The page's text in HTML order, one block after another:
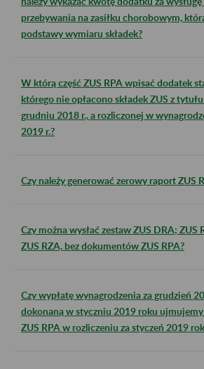
przebywania na zasiłku chorobowym,
podstawy wymiaru składek?
W którą część ZUS RPA wpisać dodatek
którego nie opłacono składek ZUS z
grudniu 2018 r., a rozliczonej w
2019 r.?
Czy należy generować zerowy raport ZUS
Czy można wysłać zestaw ZUS DRA; ZUS
ZUS RZA, bez dokumentów ZUS RPA?
Czy wypłatę wynagrodzenia za grudzień
dokonaną w styczniu 2019 roku
ZUS RPA w rozliczeniu za styczeń 2019